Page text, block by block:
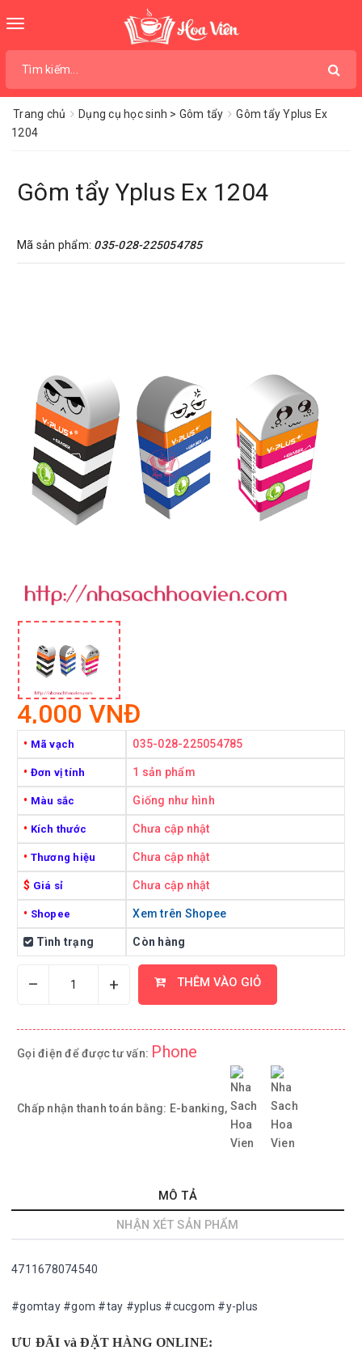
Toggle
Trang chủ Dụng cụ học sinh > Gôm tẩy
Gôm tẩy Yplus Ex
1204
Gôm tẩy Yplus Ex 1204
Mã sản phẩm: 035-028-225054785
4,000 VNĐ
• Mã vạch 035-028-225054785
• Đơn vị tính 1 sản phẩm
• Màu sắc Giống như hình
• Kích thước Chưa cập nhật
• Thương hiệu Chưa cập nhật
$ Giá sỉ Chưa cập nhật
• Shopee Xem trên Shopee
Tình trạng Còn hàng
– + THÊM VÀO GIỎ
Gọi điện để được tư vấn: Phone
Chấp nhận thanh toán bằng: E-banking,
MÔ TẢ
NHẬN XÉT SẢN PHẨM
4711678074540
#gomtay #gom #tay #yplus #cucgom #y-plus
ƯU ĐÃI và ĐẶT HÀNG ONLINE: